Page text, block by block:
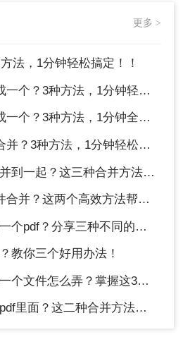
更多 >
法，1分钟轻松搞定！！
？3种方法，1分钟轻松搞定！
？3种方法，1分钟全搞定！！
3种方法，1分钟轻松搞定！!
起？这三种合并方法超实用！
？这两个高效方法帮你解决！
享三种不同的方法来帮助您轻松合并！
教你三个好用办法！
怎么弄？掌握这3种方法轻松合并！
面？这二种合并方法了解下！